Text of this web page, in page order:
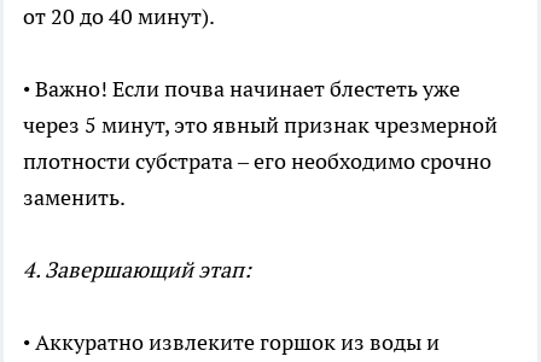
от 20 до 40 минут).
• Важно! Если почва начинает блестеть уже
через 5 минут, это явный признак чрезмерной
плотности субстрата – его необходимо срочно
заменить.
4. Завершающий этап:
• Аккуратно извлеките горшок из воды и